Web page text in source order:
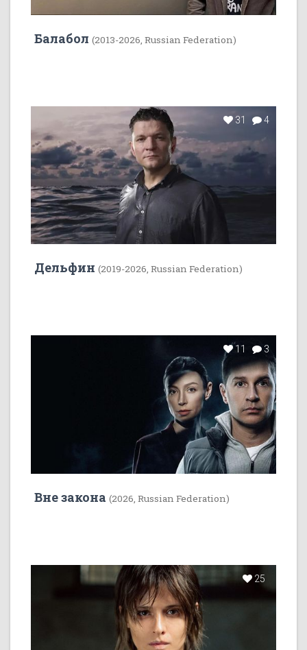
Балабол (2013-2026, Russian Federation)
31 4
Дельфин (2019-2026, Russian Federation)
11 3
Вне закона (2026, Russian Federation)
25